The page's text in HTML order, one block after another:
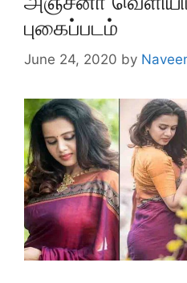
புகைப்படம்
June 24, 2020 by